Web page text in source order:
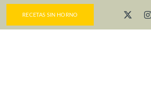
RECETAS SIN HORNO